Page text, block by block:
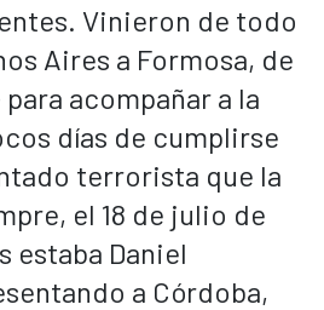
Vinieron de todo
Aires a Formosa, de
acompañar a la
días de cumplirse
terrorista que la
el 18 de julio de
estaba Daniel
a Córdoba,